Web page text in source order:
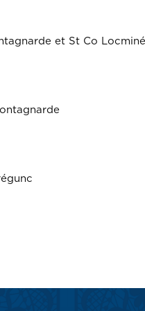
et St Co Locminé